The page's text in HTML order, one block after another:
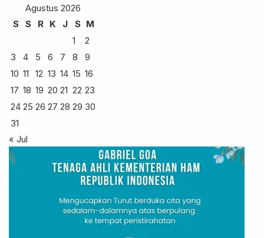
Agustus 2026
S
S R K J S M
1
2
3
4 5 6 7 8
9
10 11 12 13 14 15 16
17 18 19 20 21 22 23
24 25 26 27 28 29 30
31
« Jul